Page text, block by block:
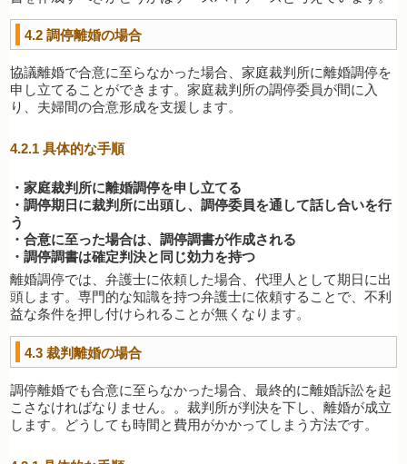
4.2調停離婚の場合
協議離婚で合意に至らなかった場合、家庭裁判所に離婚調停を
申し立てることができます。家庭裁判所の調停委員が間に入
り、夫婦間の合意形成を支援します。
4.2.1具体的な手順
・家庭裁判所に離婚調停を申し立てる
・調停期日に裁判所に出頭し、調停委員を通して話し合いを行
う
・合意に至った場合は、調停調書が作成される
・調停調書は確定判決と同じ効力を持つ
離婚調停では、弁護士に依頼した場合、代理人として期日に出
頭します。専門的な知識を持つ弁護士に依頼することで、不利
益な条件を押し付けられることが無くなります。
4.3裁判離婚の場合
調停離婚でも合意に至らなかった場合、最終的に離婚訴訟を起
こさなければなりません。。裁判所が判決を下し、離婚が成立
します。どうしても時間と費用がかかってしまう方法です。